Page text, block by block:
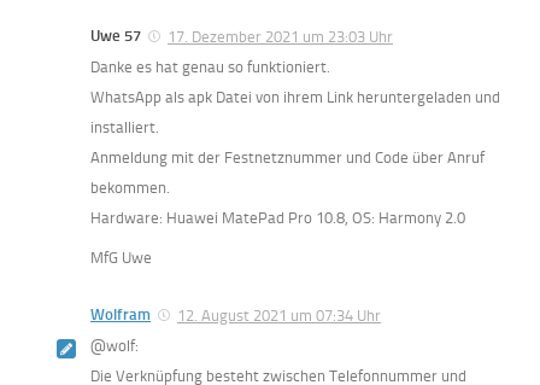
Uwe 57
17. Dezember 2021 um 23:03 Uhr
Danke es hat genau so funktioniert.
WhatsApp als apk Datei von ihrem Link heruntergeladen und
installiert.
Anmeldung mit der Festnetznummer und Code über Anruf
bekommen.
Hardware: Huawei MatePad Pro 10.8, OS: Harmony 2.0
MfG Uwe
Wolfram
12. August 2021 um 07:34 Uhr
@wolf:
Die Verknüpfung besteht zwischen Telefonnummer und